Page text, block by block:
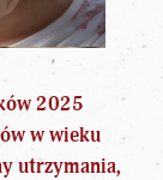
2025
w wieku
utrzymania,